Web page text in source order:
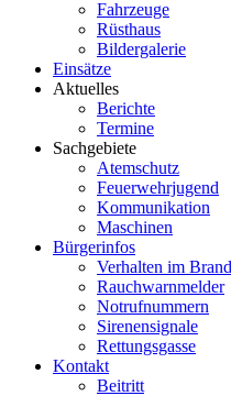
Fahrzeuge
Rüsthaus
Bildergalerie
Einsätze
Aktuelles
Berichte
Termine
Sachgebiete
Atemschutz
Feuerwehrjugend
Kommunikation
Maschinen
Bürgerinfos
Verhalten im
Rauchwarnmelder
Notrufnummern
Sirenensignale
Rettungsgasse
Kontakt
Beitritt